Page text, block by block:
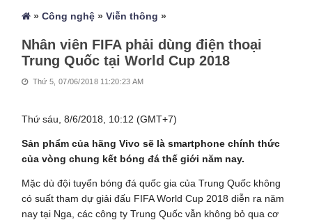
»Công nghệ »Viễn thông »
Nhân viên FIFA phải dùng điện thoại
Trung Quốc tại World Cup 2018
Thứ 5, 07/06/2018 11:20:23 AM
Thứ sáu, 8/6/2018, 10:12 (GMT+7)
Sản phẩm của hãng Vivo sẽ là smartphone chính thức
của vòng chung kết bóng đá thế giới năm nay.
Mặc dù đội tuyển bóng đá quốc gia của Trung Quốc không
có suất tham dự giải đấu FIFA World Cup 2018 diễn ra năm
nay tại Nga, các công ty Trung Quốc vẫn không bỏ qua cơ